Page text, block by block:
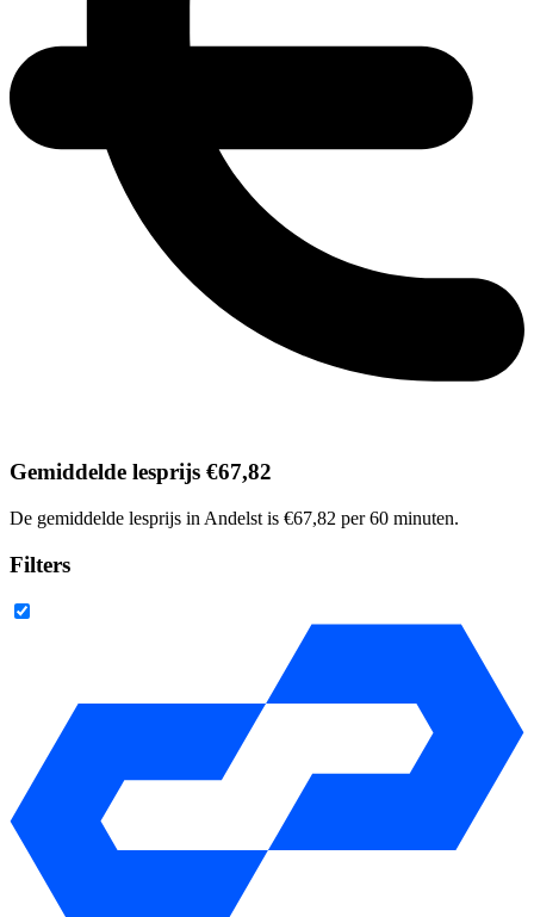
Gemiddelde lesprijs €67,82
De gemiddelde lesprijs in Andelst is €67,82 per 60 minuten.
Filters